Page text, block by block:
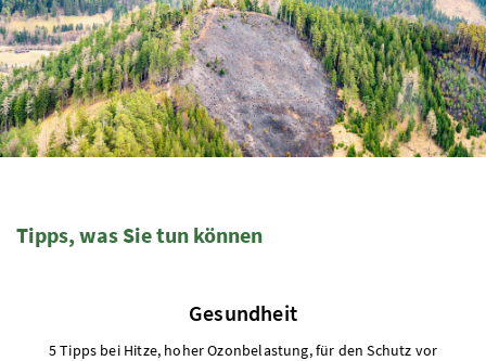
Tipps, was Sie tun können
Gesundheit
5 Tipps bei Hitze, hoher Ozonbelastung, für den Schutz vor
Modal Gesundheit öffnen